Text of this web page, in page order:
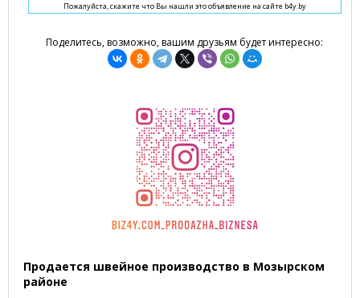
Пожалуйста, скажите что Вы нашли это объявление на сайте b4y.by
Поделитесь, возможно, вашим друзьям будет интересно:
Продается швейное производство в Мозырском
районе